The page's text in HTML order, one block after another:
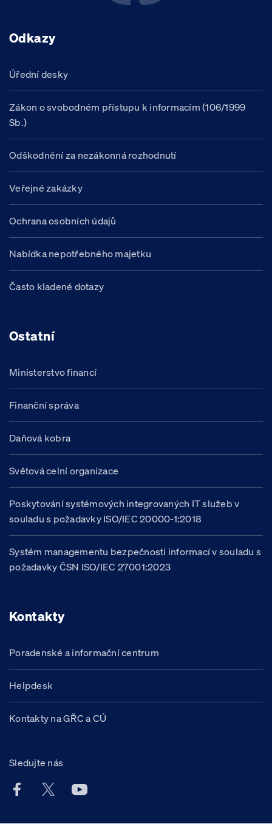
Odkazy
Úřední desky
Zákon o svobodném přístupu k informacím (106/1999
Sb.)
Odškodnění za nezákonná rozhodnutí
Veřejné zakázky
Ochrana osobních údajů
Nabídka nepotřebného majetku
Často kladené dotazy
Ostatní
Ministerstvo financí
Finanční správa
Daňová kobra
Světová celní organizace
Poskytování systémových integrovaných IT služeb v
souladu s požadavky ISO/IEC 20000-1:2018
Systém managementu bezpečnosti informací v souladu s
požadavky ČSN ISO/IEC 27001:2023
Kontakty
Poradenské a informační centrum
Helpdesk
Kontakty na GŘC a CÚ
Sledujte nás
Facebook účet Celní správy ČR
X účet Celní správy ČR
Youtube účet Celní správy ČR